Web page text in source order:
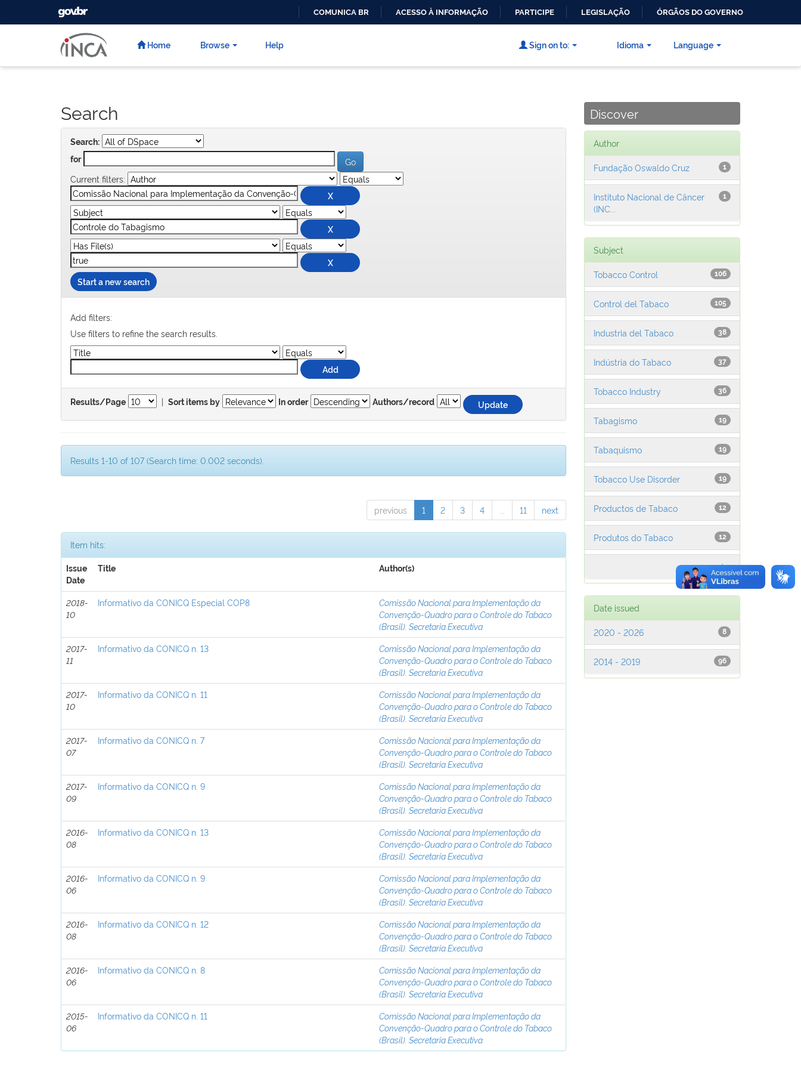
CONTEÚDO
GOVBR
COMUNICA BR ACESSO À INFORMAÇÃO PARTICIPE LEGISLAÇÃO ÓRGÃOS DO GOVERNO
Home Browse Help Language
Sign on to: Idioma
Search
Search:
for
Current filters:
Start a new search
Add filters:
Use filters to refine the search results.
Results/Page | Sort items by In order Authors/record
Results 1-10 of 107 (Search time: 0.002 seconds).
previous 1 2 3 4 11 next
Item hits:
Issue
Date
Title Author(s)
2018-
10
Informativo da CONICQ Especial COP8
Comissão Nacional para Implementação da
Convenção-Quadro para o Controle do Tabaco
(Brasil). Secretaria Executiva
2017-
11
Informativo da CONICQ n. 13
Comissão Nacional para Implementação da
Convenção-Quadro para o Controle do Tabaco
(Brasil). Secretaria Executiva
2017-
10
Informativo da CONICQ n. 11
Comissão Nacional para Implementação da
Convenção-Quadro para o Controle do Tabaco
(Brasil). Secretaria Executiva
2017-
07
Informativo da CONICQ n. 7
Comissão Nacional para Implementação da
Convenção-Quadro para o Controle do Tabaco
(Brasil). Secretaria Executiva
2017-
09
Informativo da CONICQ n. 9
Comissão Nacional para Implementação da
Convenção-Quadro para o Controle do Tabaco
(Brasil). Secretaria Executiva
2016-
08
Informativo da CONICQ n. 13
Comissão Nacional para Implementação da
Convenção-Quadro para o Controle do Tabaco
(Brasil). Secretaria Executiva
2016-
06
Informativo da CONICQ n. 9
Comissão Nacional para Implementação da
Convenção-Quadro para o Controle do Tabaco
(Brasil). Secretaria Executiva
2016-
08
Informativo da CONICQ n. 12
Comissão Nacional para Implementação da
Convenção-Quadro para o Controle do Tabaco
(Brasil). Secretaria Executiva
2016-
06
Informativo da CONICQ n. 8
Comissão Nacional para Implementação da
Convenção-Quadro para o Controle do Tabaco
(Brasil). Secretaria Executiva
2015-
06
Informativo da CONICQ n. 11
Comissão Nacional para Implementação da
Convenção-Quadro para o Controle do Tabaco
(Brasil). Secretaria Executiva
Discover
Author
1
Fundação Oswaldo Cruz
1
Instituto Nacional de Câncer
(INC...
Subject
106
Tobacco Control
105
Control del Tabaco
38
Industria del Tabaco
37
Indústria do Tabaco
36
Tobacco Industry
19
Tabagismo
19
Tabaquismo
19
Tobacco Use Disorder
12
Productos de Tabaco
12
Produtos do Tabaco
next >
Date issued
8
2020 - 2026
96
2014 - 2019